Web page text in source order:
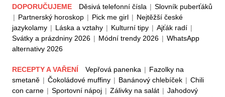
DOPORUČUJEME Děsivá telefonní čísla | Slovník puberťáků
| Partnerský horoskop | Pick me girl | Nejtěžší české
jazykolamy | Láska a vztahy | Kulturní tipy | Ajťák radí |
Svátky a prázdniny 2026 | Módní trendy 2026 | WhatsApp
alternativy 2026
RECEPTY A VAŘENÍ Vepřová panenka | Fazolky na
smetaně | Čokoládové muffiny | Banánový chlebíček | Chili
con carne | Sportovní nápoj | Zálivky na salát | Jahodový